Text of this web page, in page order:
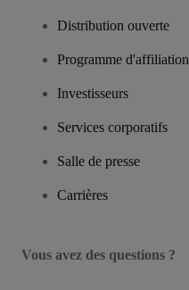
Distribution ouverte
Programme d'affiliation
Investisseurs
Services corporatifs
Salle de presse
Carrières
Vous avez des questions ?